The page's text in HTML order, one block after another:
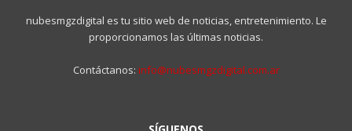
nubesmgzdigital es tu sitio web de noticias, entretenimiento. Le
proporcionamos las últimas noticias.
Contáctanos: info@nubesmgzdigital.com.ar